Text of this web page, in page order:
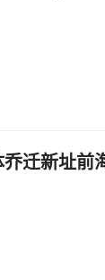
迁新址前